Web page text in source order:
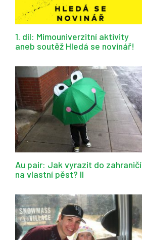
1. díl: Mimouniverzitní aktivity
aneb soutěž Hledá se novinář!
Au pair: Jak vyrazit do zahraničí
na vlastní pěst? II